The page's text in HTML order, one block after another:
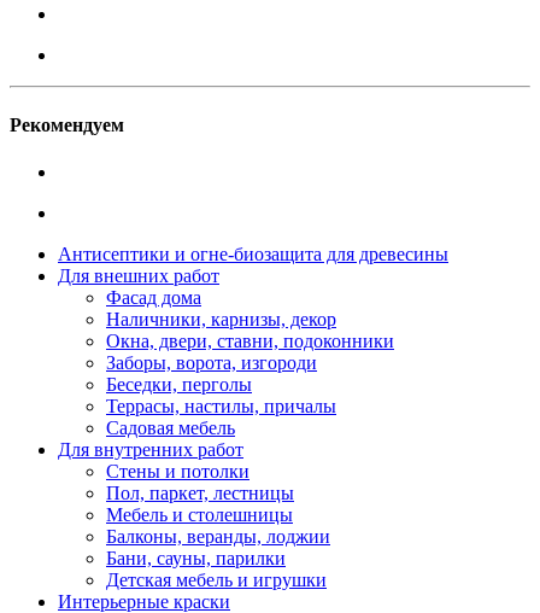
Рекомендуем
Антисептики и огне-биозащита для древесины
Для внешних работ
Фасад дома
Наличники, карнизы, декор
Окна, двери, ставни, подоконники
Заборы, ворота, изгороди
Беседки, перголы
Террасы, настилы, причалы
Садовая мебель
Для внутренних работ
Стены и потолки
Пол, паркет, лестницы
Мебель и столешницы
Балконы, веранды, лоджии
Бани, сауны, парилки
Детская мебель и игрушки
Интерьерные краски